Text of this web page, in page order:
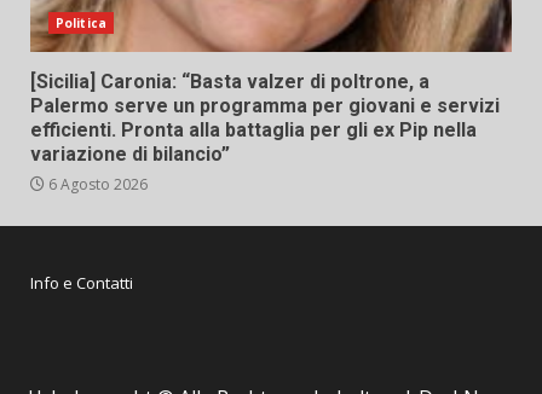
Politica
[Sicilia] Caronia: “Basta valzer di poltrone, a
Palermo serve un programma per giovani e servizi
efficienti. Pronta alla battaglia per gli ex Pip nella
variazione di bilancio”
6 Agosto 2026
Info e Contatti